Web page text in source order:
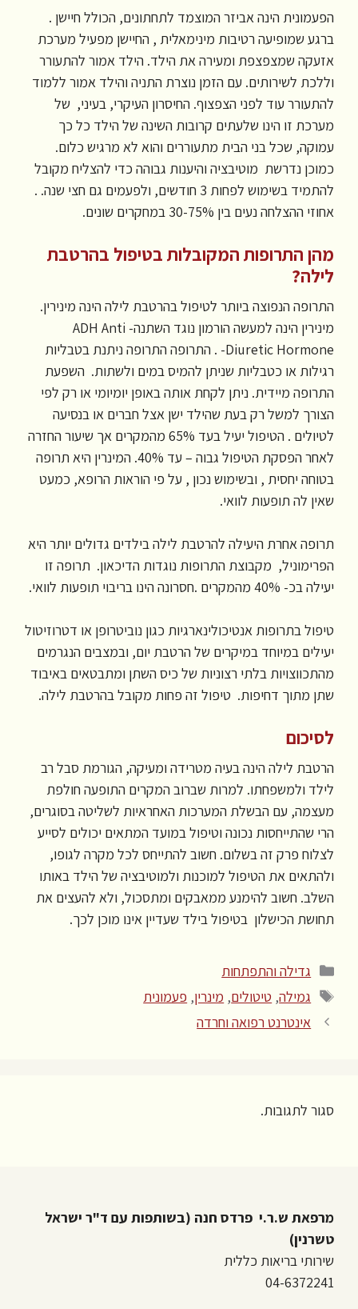
הפעמונית הינה אביזר המוצמד לתחתונים, הכולל חיישן .
ברגע שמופיעה רטיבות מינימאלית , החיישן מפעיל מערכת
אזעקה שמצפצפת ומעירה את הילד. הילד אמור להתעורר
וללכת לשירותים. עם הזמן נוצרת התניה והילד אמור ללמוד
להתעורר עוד לפני הצפצוף. החיסרון העיקרי, בעיני, של
מערכת זו הינו שלעתים קרובות השינה של הילד כל כך
עמוקה, שכל בני הבית מתעוררים והוא לא מרגיש כלום.
כמוכן נדרשת מוטיבציה והיענות גבוהה כדי להצליח מקובל
להתמיד בשימוש לפחות 3 חודשים, ולפעמים גם חצי שנה. .
אחוזי ההצלחה נעים בין 30-75% במחקרים שונים.
מהן התרופות המקובלות בטיפול בהרטבת
לילה?
התרופה הנפוצה ביותר לטיפול בהרטבת לילה הינה מינירין.
מינירין הינה למעשה הורמון נוגד השתנה- ADH Anti
Diuretic Hormone- . התרופה התרופה ניתנת בטבליות
רגילות או כטבליות שניתן להמיס במים ולשתות. השפעת
התרופה מיידית. ניתן לקחת אותה באופן יומיומי או רק לפי
הצורך למשל רק בעת שהילד ישן אצל חברים או בנסיעה
לטיולים . הטיפול יעיל בעד 65% מהמקרים אך שיעור החזרה
לאחר הפסקת הטיפול גבוה – עד 40%. המינרין היא תרופה
בטוחה יחסית , ובשימוש נכון , על פי הוראות הרופא, כמעט
שאין לה תופעות לוואי.
תרופה אחרת היעילה להרטבת לילה בילדים גדולים יותר היא
הפרימוניל, מקבוצת התרופות נוגדות הדיכאון. תרופה זו
יעילה בכ- 40% מהמקרים .חסרונה הינו בריבוי תופעות לוואי.
טיפול בתרופות אנטיכולינארגיות כגון נוביטרופן או דטרוזיטול
יעילים במיוחד במיקרים של הרטבת יום, ובמצבים הנגרמים
מהתכווצויות בלתי רצוניות של כיס השתן ומתבטאים באיבוד
שתן מתוך דחיפות. טיפול זה פחות מקובל בהרטבת לילה.
לסיכום
הרטבת לילה הינה בעיה מטרידה ומעיקה, הגורמת סבל רב
לילד ולמשפחתו. למרות שברוב המקרים התופעה חולפת
מעצמה, עם הבשלת המערכות האחראיות לשליטה בסוגרים,
הרי שהתייחסות נכונה וטיפול במועד המתאים יכולים לסייע
לצלוח פרק זה בשלום. חשוב להתייחס לכל מקרה לגופו,
ולהתאים את הטיפול למוכנות ולמוטיבציה של הילד באותו
השלב. חשוב להימנע ממאבקים ומתסכול, ולא להעצים את
תחושת הכישלון בטיפול בילד שעדיין אינו מוכן לכך.
קטגוריות
גדילה והתפתחות
תגיות
גמילה, טיטולים, מינרין, פעמונית
אינטרנט רפואה וחרדה
סגור לתגובות.
מרפאת ש.ר.י פרדס חנה (בשותפות עם ד"ר ישראל
טשרנין)
שירותי בריאות כללית
04-6372241